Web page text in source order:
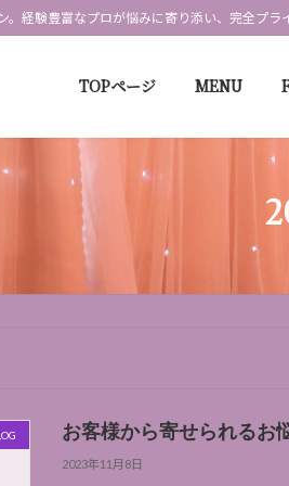
経験豊富なプロが悩みに寄り添い、完全プラ
TOPページ MENU
お客様から寄せられるお
2023年11月8日